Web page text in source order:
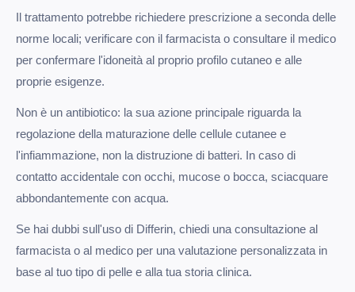
Il trattamento potrebbe richiedere prescrizione a seconda delle
norme locali; verificare con il farmacista o consultare il medico
per confermare l'idoneità al proprio profilo cutaneo e alle
proprie esigenze.
Non è un antibiotico: la sua azione principale riguarda la
regolazione della maturazione delle cellule cutanee e
l'infiammazione, non la distruzione di batteri. In caso di
contatto accidentale con occhi, mucose o bocca, sciacquare
abbondantemente con acqua.
Se hai dubbi sull'uso di Differin, chiedi una consultazione al
farmacista o al medico per una valutazione personalizzata in
base al tuo tipo di pelle e alla tua storia clinica.